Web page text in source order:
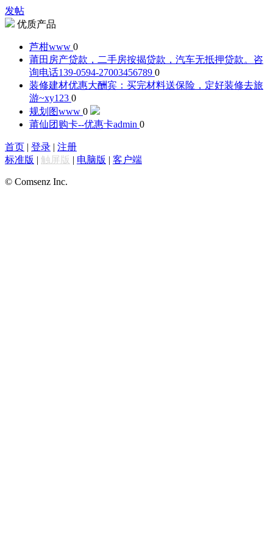
发帖
优质产品
芦柑www 0
莆田房产贷款，二手房按揭贷款，汽车无抵押贷款。咨
询电话139-0594-27003456789 0
装修建材优惠大酬宾：买完材料送保险，定好装修去旅
游~xy123 0
规划图www 0
莆仙团购卡--优惠卡admin 0
首页 | 登录 | 注册
标准版 | 触屏版 | 电脑版 | 客户端
© Comsenz Inc.